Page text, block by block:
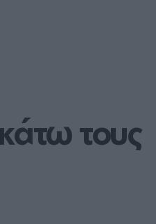
τους